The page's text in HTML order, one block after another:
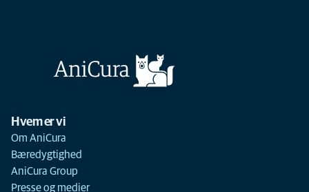
Hvem er vi
Om AniCura
Bæredygtighed
AniCura Group
Presse og medier